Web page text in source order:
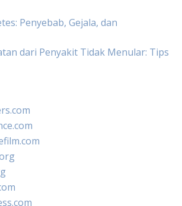
Penyebab, Gejala, dan
dari Penyakit Tidak Menular: Tips